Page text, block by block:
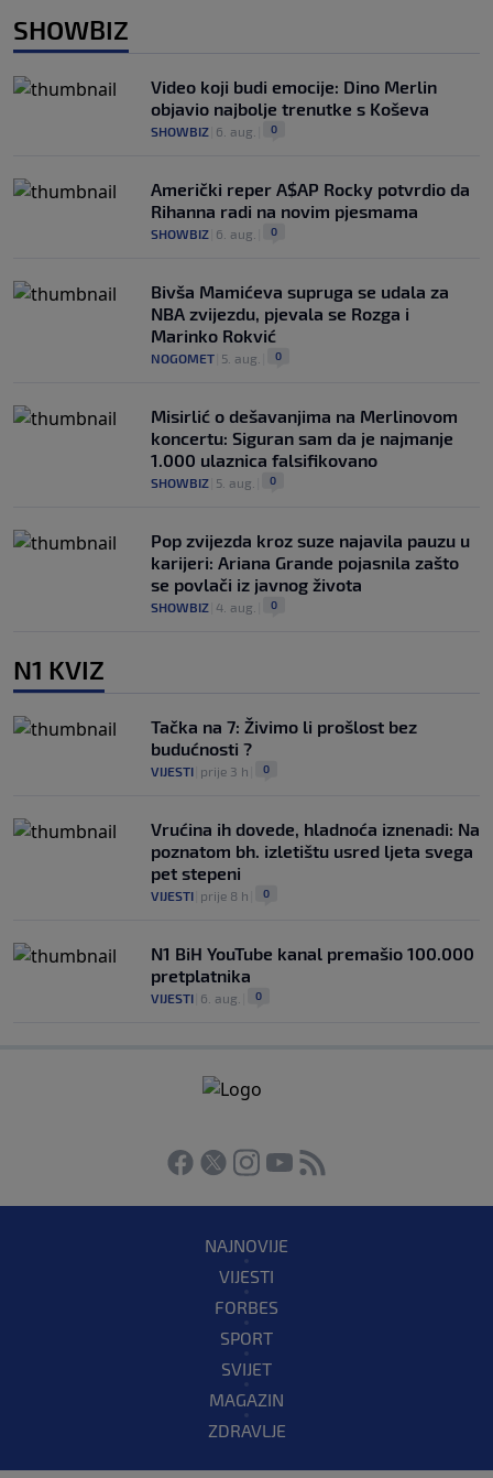
SHOWBIZ
Video koji budi emocije: Dino Merlin
objavio najbolje trenutke s Koševa
SHOWBIZ 6. aug. 0
Američki reper A$AP Rocky potvrdio da
Rihanna radi na novim pjesmama
SHOWBIZ 6. aug. 0
Bivša Mamićeva supruga se udala za
NBA zvijezdu, pjevala se Rozga i
Marinko Rokvić
NOGOMET 5. aug. 0
Misirlić o dešavanjima na Merlinovom
koncertu: Siguran sam da je najmanje
1.000 ulaznica falsifikovano
SHOWBIZ 5. aug. 0
Pop zvijezda kroz suze najavila pauzu u
karijeri: Ariana Grande pojasnila zašto
se povlači iz javnog života
SHOWBIZ 4. aug. 0
N1 KVIZ
Tačka na 7: Živimo li prošlost bez
budućnosti ?
VIJESTI prije 3 h 0
Vrućina ih dovede, hladnoća iznenadi: Na
poznatom bh. izletištu usred ljeta svega
pet stepeni
VIJESTI prije 8 h 0
N1 BiH YouTube kanal premašio 100.000
pretplatnika
VIJESTI 6. aug. 0
NAJNOVIJE
VIJESTI
FORBES
SPORT
SVIJET
MAGAZIN
ZDRAVLJE